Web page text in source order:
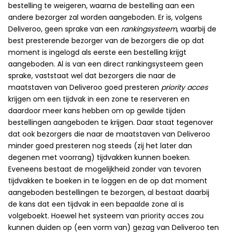
bestelling te weigeren, waarna de bestelling aan een
andere bezorger zal worden aangeboden. Er is, volgens
Deliveroo, geen sprake van een rankingsysteem, waarbij de
best presterende bezorger van de bezorgers die op dat
moment is ingelogd als eerste een bestelling krijgt
aangeboden. Al is van een direct rankingsysteem geen
sprake, vaststaat wel dat bezorgers die naar de
maatstaven van Deliveroo goed presteren priority acces
krijgen om een tijdvak in een zone te reserveren en
daardoor meer kans hebben om op gewilde tijden
bestellingen aangeboden te krijgen. Daar staat tegenover
dat ook bezorgers die naar de maatstaven van Deliveroo
minder goed presteren nog steeds (zij het later dan
degenen met voorrang) tijdvakken kunnen boeken.
Eveneens bestaat de mogelijkheid zonder van tevoren
tijdvakken te boeken in te loggen en de op dat moment
aangeboden bestellingen te bezorgen, al bestaat daarbij
de kans dat een tijdvak in een bepaalde zone al is
volgeboekt. Hoewel het systeem van priority acces zou
kunnen duiden op (een vorm van) gezag van Deliveroo ten